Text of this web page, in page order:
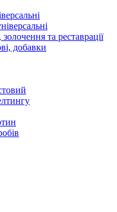
та реставрації
добавки